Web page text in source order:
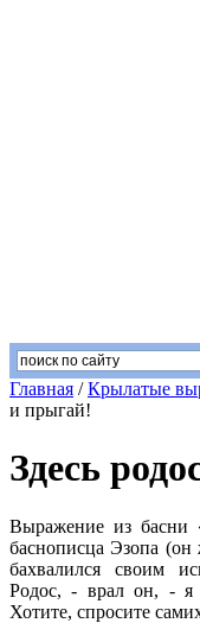
Главная /Крылатые
и прыгай!
Здесь
Выражение из басни
баснописца Эзопа
бахвалился своим
Родос, - врал он, - я
Хотите, спросите